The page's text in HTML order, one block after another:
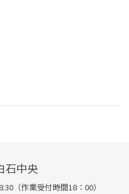
石中央
（作業受付時間18：00）